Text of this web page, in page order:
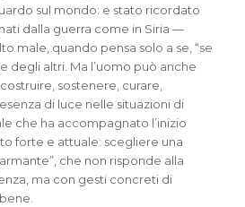
sul mondo: e stato ricordato
dalla guerra come in Siria —
male, quando pensa solo a se, “se
degli altri. Ma l’uomo può anche
sostenere, curare,
di luce nelle situazioni di
che ha accompagnato l’inizio
forte e attuale: scegliere una
che non risponde alla
ma con gesti concreti di